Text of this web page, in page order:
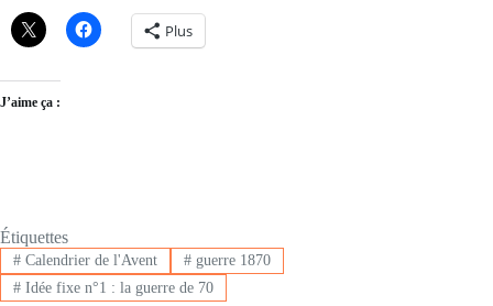
Plus
J’aime ça :
Étiquettes
#Calendrier de l'Avent #guerre 1870
#Idée fixe n°1 : la guerre de 70